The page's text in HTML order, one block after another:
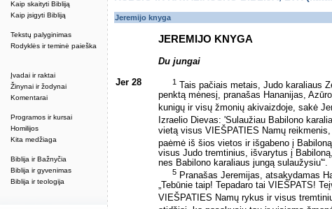
Kaip skaityti Bibliją
Kaip įsigyti Bibliją
Tekstų palyginimas
Rodyklės ir teminė paieška
Įvadai ir raktai
Žinynai ir žodynai
Komentarai
Programos ir kursai
Homilijos
Kita medžiaga
Biblija ir Bažnyčia
Biblija ir gyvenimas
Biblija ir teologija
Jeremijo knyga
JEREMIJO KNYGA
Du jungai
Jer 28 1
Tais pačiais metais, Judo karaliaus
penktą mėnesį, pranašas Hananijas,
kunigų ir visų žmonių akivaizdoje, sakė
Izraelio Dievas: 'Sulaužiau Babilono
vietą visus VIEŠPATIES Namų
paėmė iš šios vietos ir išgabeno į
visus Judo tremtinius, išvarytus į
nes Babilono karaliaus jungą sulaužysiu'“.
5 Pranašas Jeremijas, atsakydamas
„Tebūnie taip! Tepadaro tai VIEŠPATS!
VIEŠPATIES Namų rykus ir visus